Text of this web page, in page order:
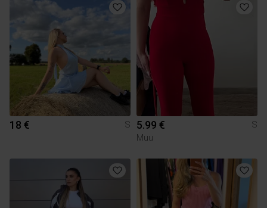
18 € S 5.99 €
S
Muu